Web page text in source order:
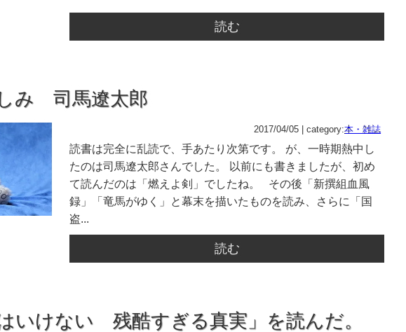
読む
み 司馬遼太郎
2017/04/05 | category:本・雑誌
読書は完全に乱読で、手あたり次第です。 が、一時期熱中し
たのは司馬遼太郎さんでした。 以前にも書きましたが、初め
て読んだのは「燃えよ剣」でしたね。 その後「新撰組血風
録」「竜馬がゆく」と幕末を描いたものを読み、さらに「国
盗...
読む
いけない 残酷すぎる真実」を読んだ。